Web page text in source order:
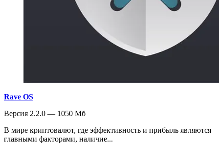
Rave OS
Версия 2.2.0 — 1050 Мб
В мире криптовалют, где эффективность и прибыль являются
главными факторами, наличие...